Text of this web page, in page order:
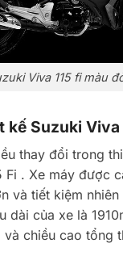
Viva 115 fi màu
Suzuki Viva
thay đổi trong
Fi . Xe máy được
và tiết kiệm
dài của xe là
chiều cao tổng